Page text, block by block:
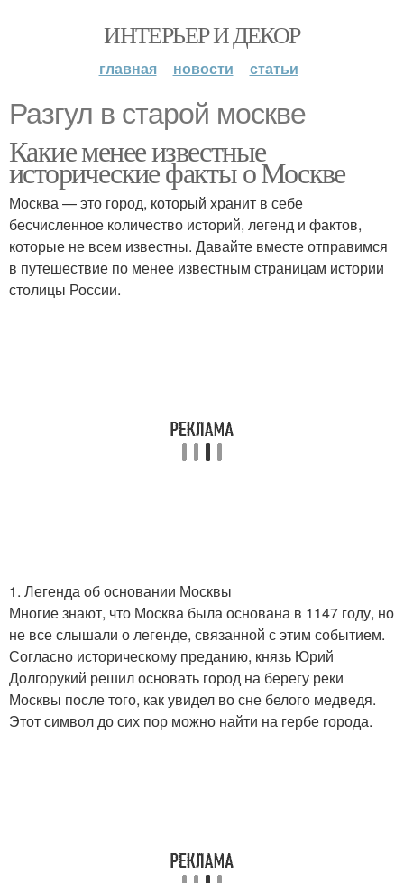
ИНТЕРЬЕР И ДЕКОР
главная новости статьи
Разгул в старой москве
Какие менее известные
исторические факты о Москве
Москва — это город, который хранит в себе
бесчисленное количество историй, легенд и фактов,
которые не всем известны. Давайте вместе отправимся
в путешествие по менее известным страницам истории
столицы России.
1. Легенда об основании Москвы
Многие знают, что Москва была основана в 1147 году, но
не все слышали о легенде, связанной с этим событием.
Согласно историческому преданию, князь Юрий
Долгорукий решил основать город на берегу реки
Москвы после того, как увидел во сне белого медведя.
Этот символ до сих пор можно найти на гербе города.